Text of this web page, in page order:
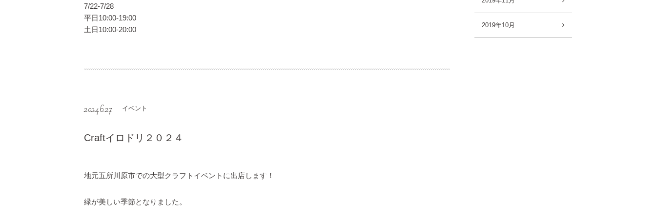
7/22-7/28
平日10:00-19:00
土日10:00-20:00
2024.6.27 イベント
Craftイロドリ２０２４
地元五所川原市での大型クラフトイベントに出店します！
緑が美しい季節となりました。
2019年10月